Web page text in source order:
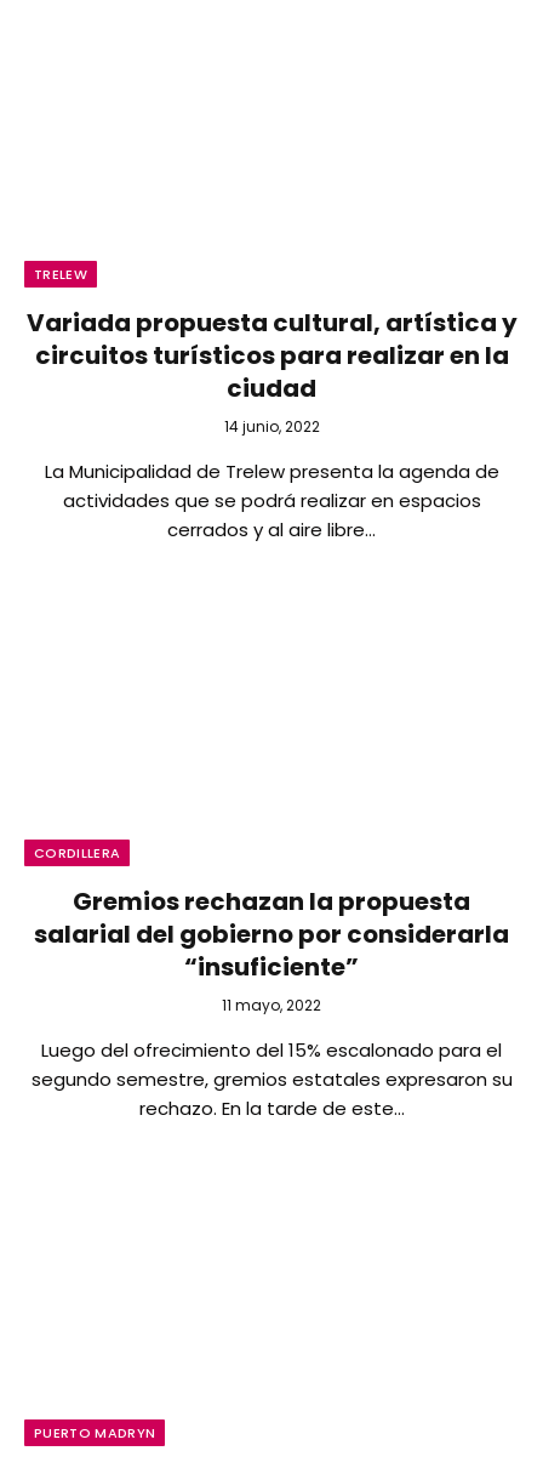
TRELEW
Variada propuesta cultural, artística y
circuitos turísticos para realizar en la
ciudad
14 junio, 2022
La Municipalidad de Trelew presenta la agenda de
actividades que se podrá realizar en espacios
cerrados y al aire libre…
CORDILLERA
Gremios rechazan la propuesta
salarial del gobierno por considerarla
“insuficiente”
11 mayo, 2022
Luego del ofrecimiento del 15% escalonado para el
segundo semestre, gremios estatales expresaron su
rechazo. En la tarde de este…
PUERTO MADRYN